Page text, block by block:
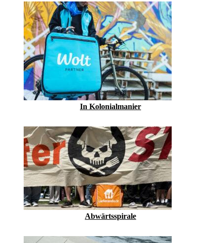
In Kolonialmanier
Abwärtsspirale